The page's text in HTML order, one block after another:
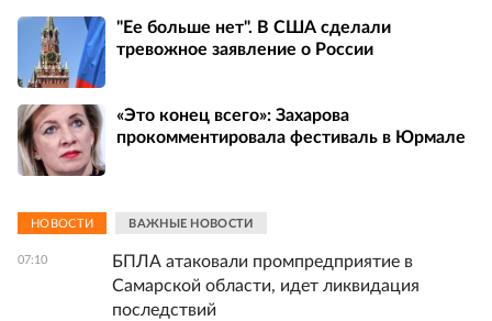
"Ее больше нет". В США сделали
тревожное заявление о России
«Это конец всего»: Захарова
прокомментировала фестиваль в Юрмале
НОВОСТИ ВАЖНЫЕ НОВОСТИ
07:10
БПЛА атаковали промпредприятие в
Самарской области, идет ликвидация
последствий